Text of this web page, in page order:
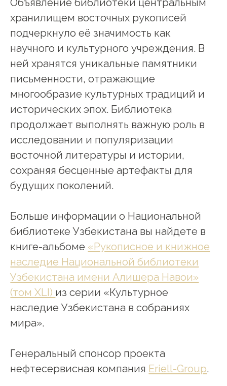
Объявление библиотеки центральным
хранилищем восточных рукописей
подчеркнуло её значимость как
научного и культурного учреждения. В
ней хранятся уникальные памятники
письменности, отражающие
многообразие культурных традиций и
исторических эпох. Библиотека
продолжает выполнять важную роль в
исследовании и популяризации
восточной литературы и истории,
сохраняя бесценные артефакты для
будущих поколений.
Больше информации о Национальной
библиотеке Узбекистана вы найдете в
книге-альбоме «Рукописное и книжное
наследие Национальной библиотеки
Узбекистана имени Алишера Навои»
(том XLI) из серии «Культурное
наследие Узбекистана в собраниях
мира».
Генеральный спонсор проекта
нефтесервисная компания Eriell-Group.